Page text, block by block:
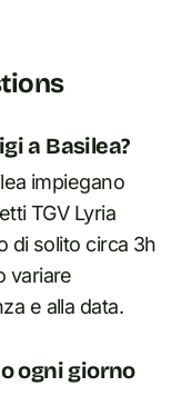
a Basilea?
impiegano
TGV Lyria
di solito circa 3h
variare
e alla data.
ogni giorno